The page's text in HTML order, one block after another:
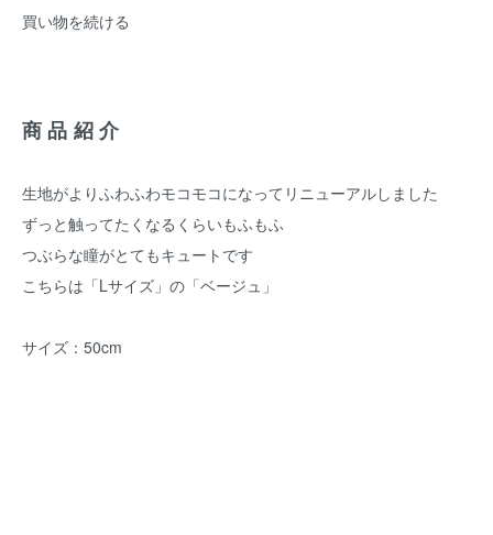
買い物を続ける
商品紹介
生地がよりふわふわモコモコになってリニューアルしました
ずっと触ってたくなるくらいもふもふ
つぶらな瞳がとてもキュートです
こちらは「Lサイズ」の「ベージュ」
サイズ：50cm